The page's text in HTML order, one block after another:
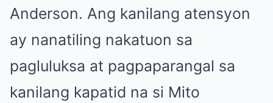
Anderson. Ang kanilang atensyon
ay nanatiling nakatuon sa
pagluluksa at pagpaparangal sa
kanilang kapatid na si Mito